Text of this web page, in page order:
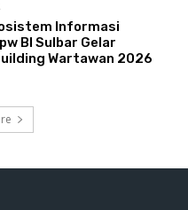
Informasi
BI Sulbar Gelar
Wartawan 2026